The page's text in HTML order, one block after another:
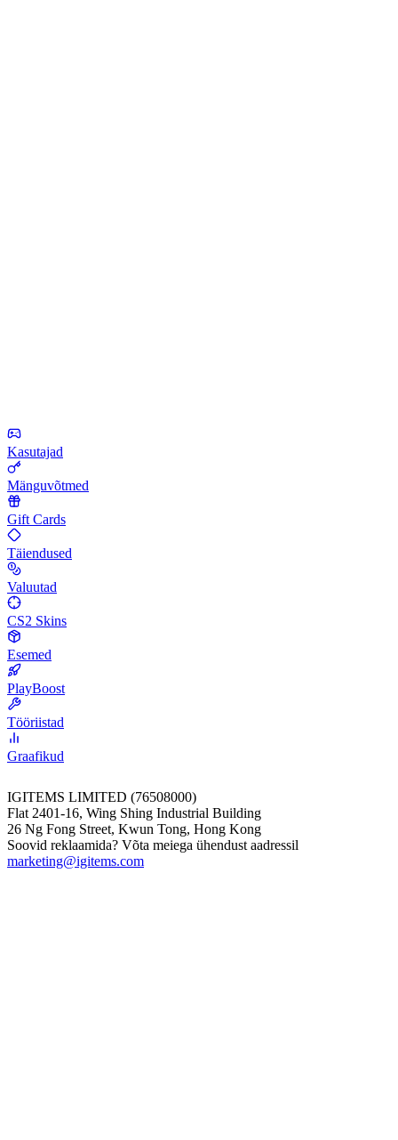
Kasutajad
Mänguvõtmed
Gift Cards
Täiendused
Valuutad
CS2 Skins
Esemed
PlayBoost
Tööriistad
Graafikud
IGITEMS LIMITED (76508000)
Flat 2401-16, Wing Shing Industrial Building
26 Ng Fong Street, Kwun Tong, Hong Kong
Soovid reklaamida? Võta meiega ühendust aadressil
marketing@igitems.com